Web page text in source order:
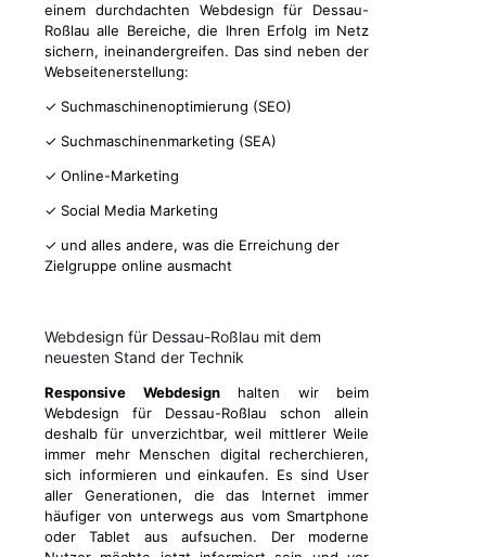
einem durchdachten Webdesign für Dessau-
Roßlau alle Bereiche, die Ihren Erfolg im Netz
sichern, ineinandergreifen. Das sind neben der
Webseitenerstellung:
✓ Suchmaschinenoptimierung (SEO)
✓ Suchmaschinenmarketing (SEA)
✓ Online-Marketing
✓ Social Media Marketing
✓ und alles andere, was die Erreichung der
Zielgruppe online ausmacht
Webdesign für Dessau-Roßlau mit dem
neuesten Stand der Technik
Responsive Webdesignhalten wir beim
Webdesign für Dessau-Roßlau schon allein
deshalb für unverzichtbar, weil mittlerer Weile
immer mehr Menschen digital recherchieren,
sich informieren und einkaufen. Es sind User
aller Generationen, die das Internet immer
häufiger von unterwegs aus vom Smartphone
oder Tablet aus aufsuchen. Der moderne